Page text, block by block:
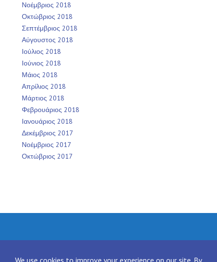
Νοέμβριος 2018
Οκτώβριος 2018
Σεπτέμβριος 2018
Αύγουστος 2018
Ιούλιος 2018
Ιούνιος 2018
Μάιος 2018
Απρίλιος 2018
Μάρτιος 2018
Φεβρουάριος 2018
Ιανουάριος 2018
Δεκέμβριος 2017
Νοέμβριος 2017
Οκτώβριος 2017